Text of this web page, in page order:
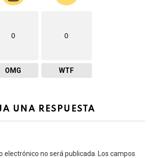
0
OMG
0
WTF
UNA RESPUESTA
electrónico no será publicada.
Los campos